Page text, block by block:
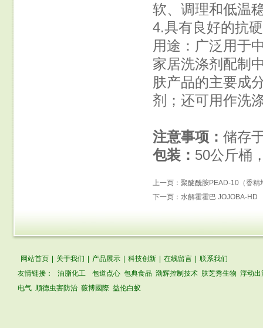
软、调理和低温
4.具有良好的抗
用途：广泛用于
家居洗涤剂配制
肤产品的主要成
剂；还可用作洗
注意事项： 储存
包装： 50公斤桶
上一页： 聚醚酰胺PEAD-10（香精
下一页： 水解霍霍巴 JOJOBA-HD
网站首页 关于我们 产品展示 科技创新 在线留言
联系我们
友情链接：
油脂化工 包道点心 包典食品 渤辉控制技术 肤芝秀生物 浮动出
电气 顺德虫害防治 薇博國際 益伦白蚁